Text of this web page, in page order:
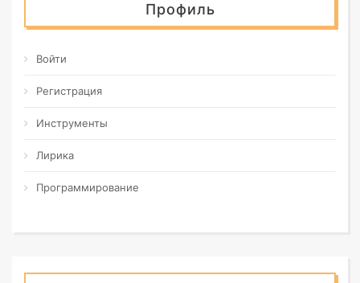
Профиль
Войти
Регистрация
Инструменты
Лирика
Программирование